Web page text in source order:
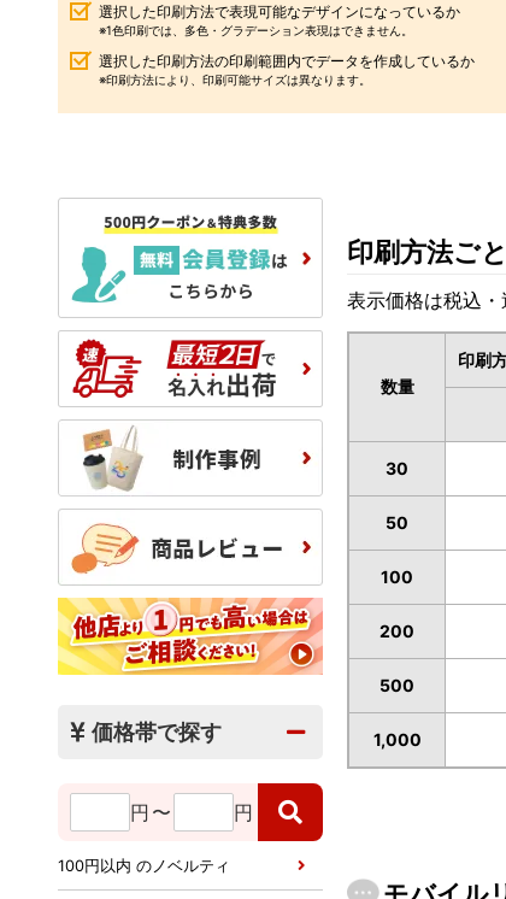
選択した印刷方法で表現可能なデザインになっているか
※1色印刷では、多色・グラデーション表現はできません。
選択した印刷方法の印刷範囲内でデータを作成しているか
※印刷方法により、印刷可能サイズは異なります。
価格帯で探す
円 〜 円
100円以内 のノベルティ
印刷方法ご
表示価格は税込
数量
印刷
30
50
100
200
500
1,000